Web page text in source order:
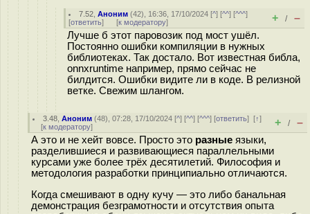
7.52 ,Аноним (42), 16:36, 17/10/2024 [^] [^^] [^^^]
[ответить] [к модератору] + / –
Лучше б этот паровозик под мост ушёл.
Постоянно ошибки компиляции в нужных
библиотеках. Так достало. Вот известная библа,
onnxruntime например, прямо сейчас не
билдится. Ошибки видите ли в коде. В релизной
ветке. Свежим шлангом.
3.48 ,Аноним (48), 07:28, 17/10/2024 [^] [^^] [^^^] [ответить][↑]
[к модератору] + / –
А это и не хейт вовсе. Просто это разные языки,
разделившиеся и развивающиеся параллельными
курсами уже более трёх десятилетий. Философия и
методология разработки принципиально отличаются.
Когда смешивают в одну кучу — это либо банальная
демонстрация безграмотности и отсутствия опыта